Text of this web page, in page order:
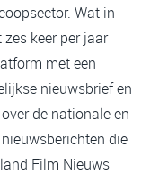
Wat in
keer per jaar
met een
nieuwsbrief en
de nationale en
die
Film Nieuws